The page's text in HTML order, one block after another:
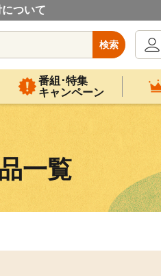
ついて
検索
番組･特集
キャンペーン
一覧